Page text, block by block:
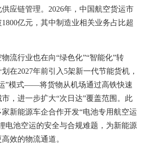
应链管理。2026年，中国航空货运市
亿元，其中制造业相关业务占比超
流行业也在向“绿色化”“智能化”转
在2027年前引入5架新一代节能货机，
”模式——将货物从机场通过高铁快速
，进一步扩大“次日达”覆盖范围。此
新能源车企合作开发“电池专用航空运
电池空运的安全与合规难题，为新能源
效的物流通道。